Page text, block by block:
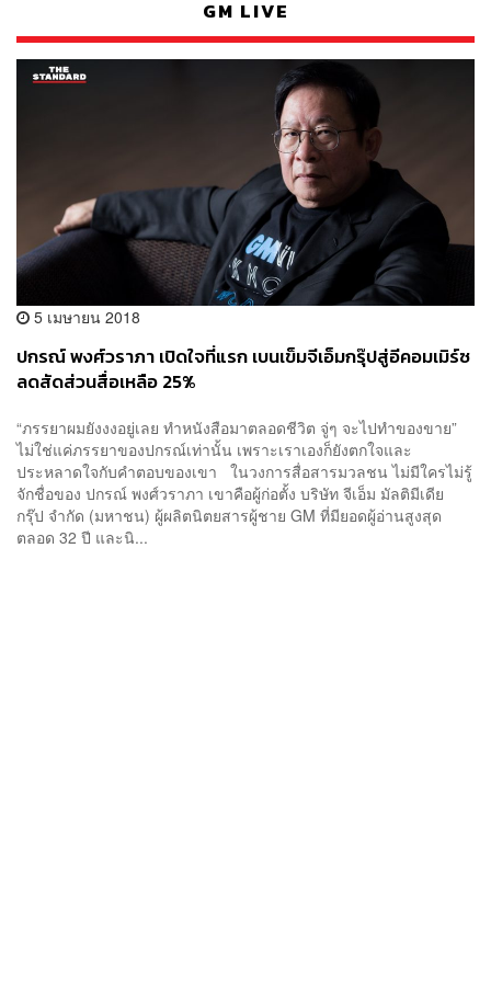
GM LIVE
5 เมษายน 2018
ปกรณ์ พงศ์วราภา เปิดใจที่แรก เบนเข็มจีเอ็มกรุ๊ปสู่อีคอมเมิร์ซ
ลดสัดส่วนสื่อเหลือ 25%
“ภรรยาผมยังงงอยู่เลย ทำหนังสือมาตลอดชีวิต จู่ๆ จะไปทำของขาย”
ไม่ใช่แค่ภรรยาของปกรณ์เท่านั้น เพราะเราเองก็ยังตกใจและ
ประหลาดใจกับคำตอบของเขา ในวงการสื่อสารมวลชน ไม่มีใครไม่รู้
จักชื่อของ ปกรณ์ พงศ์วราภา เขาคือผู้ก่อตั้ง บริษัท จีเอ็ม มัลติมีเดีย
กรุ๊ป จำกัด (มหาชน) ผู้ผลิตนิตยสารผู้ชาย GM ที่มียอดผู้อ่านสูงสุด
ตลอด 32 ปี และนิ...